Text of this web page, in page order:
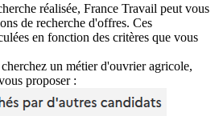
réalisée, France Travail peut vous
de recherche d'offres. Ces
en fonction des critères que vous
un métier d'ouvrier agricole,
proposer :